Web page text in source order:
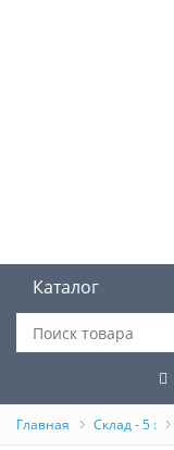
Каталог
Главная Склад - 5 :